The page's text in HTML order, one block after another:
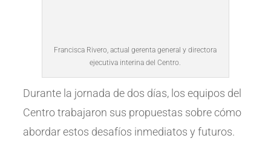
Francisca Rivero, actual gerenta general y directora
ejecutiva interina del Centro.
Durante la jornada de dos días, los equipos del
Centro trabajaron sus propuestas sobre cómo
abordar estos desafíos inmediatos y futuros.